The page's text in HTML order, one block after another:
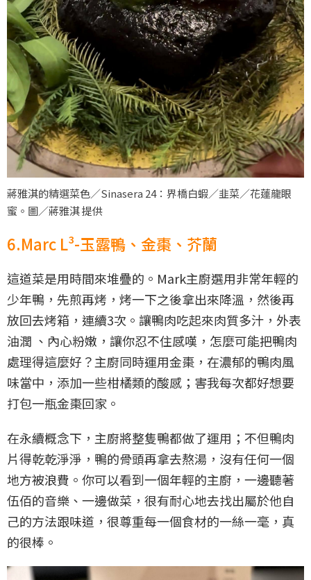
蔣雅淇的精選菜色／Sinasera 24：界橋白蝦／韭菜／花蓮龍眼
蜜。圖／蔣雅淇 提供
6.Marc L³-玉露鴨、金棗、芥蘭
這道菜是用時間來堆疊的。Mark主廚選用非常年輕的
少年鴨，先煎再烤，烤一下之後拿出來降溫，然後再
放回去烤箱，連續3次。讓鴨肉吃起來肉質多汁，外表
油潤 、內心粉嫩，讓你忍不住感嘆，怎麼可能把鴨肉
處理得這麼好？主廚同時運用金棗，在濃郁的鴨肉風
味當中，添加一些柑橘類的酸感；害我每次都好想要
打包一瓶金棗回家。
在永續概念下，主廚將整隻鴨都做了運用；不但鴨肉
片得乾乾淨淨，鴨的骨頭再拿去熬湯，沒有任何一個
地方被浪費。你可以看到一個年輕的主廚，一邊聽著
伍佰的音樂、一邊做菜，很有耐心地去找出屬於他自
己的方法跟味道，很尊重每一個食材的一絲一毫，真
的很棒。